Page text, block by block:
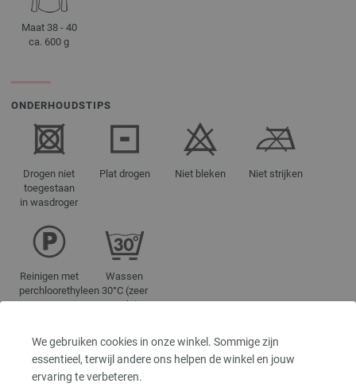
We gebruiken cookies in onze winkel. Sommige zijn
essentieel, terwijl andere ons helpen de winkel en jouw
ervaring te verbeteren.
Maat 38 - 40
ca. 600 g
ONDERHOUDSTIPS
Drogen niet
toegestaan
in wasdroger
Plat drogen Niet bleken Niet strijken
Reinigen met
perchloorethyleen
Wassen
30°C (zeer
zacht)
KLEURAANDUIDINGEN